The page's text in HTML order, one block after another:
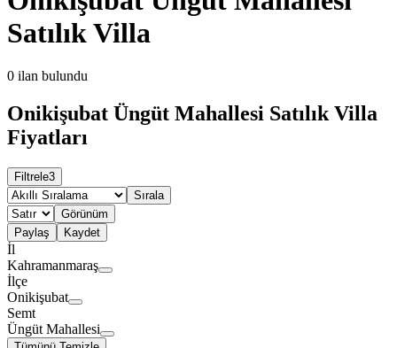
Satılık Villa
0 ilan bulundu
Onikişubat Üngüt Mahallesi Satılık Villa
Fiyatları
Filtrele3
Sırala
Görünüm
Paylaş
Kaydet
İl
Kahramanmaraş
İlçe
Onikişubat
Semt
Üngüt Mahallesi